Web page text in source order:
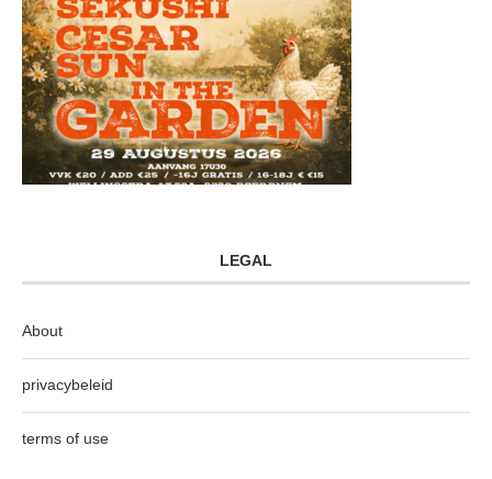
LEGAL
About
privacybeleid
terms of use